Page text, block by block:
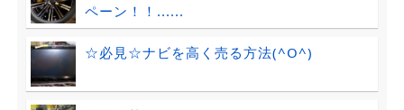
ペーン！！......
☆必見☆ナビを高く売る方法(^O^)